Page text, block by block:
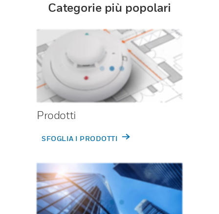
Categorie più popolari
Prodotti
SFOGLIA I PRODOTTI